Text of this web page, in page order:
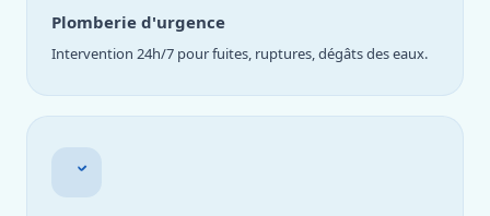
Plomberie d'urgence
Intervention 24h/7 pour fuites, ruptures, dégâts des eaux.